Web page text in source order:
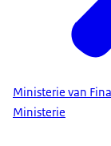
Ministerie van
Ministerie